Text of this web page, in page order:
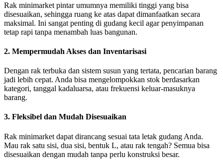
Rak minimarket pintar umumnya memiliki tinggi yang bisa
disesuaikan, sehingga ruang ke atas dapat dimanfaatkan secara
maksimal. Ini sangat penting di gudang kecil agar penyimpanan
tetap rapi tanpa menambah luas bangunan.
2. Mempermudah Akses dan Inventarisasi
Dengan rak terbuka dan sistem susun yang tertata, pencarian barang
jadi lebih cepat. Anda bisa mengelompokkan stok berdasarkan
kategori, tanggal kadaluarsa, atau frekuensi keluar-masuknya
barang.
3. Fleksibel dan Mudah Disesuaikan
Rak minimarket dapat dirancang sesuai tata letak gudang Anda.
Mau rak satu sisi, dua sisi, bentuk L, atau rak tengah? Semua bisa
disesuaikan dengan mudah tanpa perlu konstruksi besar.